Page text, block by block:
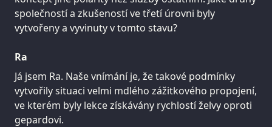
společností a zkušeností ve třetí úrovni byly
vytvořeny a vyvinuty v tomto stavu?
Ra
Já jsem Ra. Naše vnímání je, že takové podmínky
vytvořily situaci velmi mdlého zážitkového propojení,
ve kterém byly lekce získávány rychlostí želvy oproti
gepardovi.